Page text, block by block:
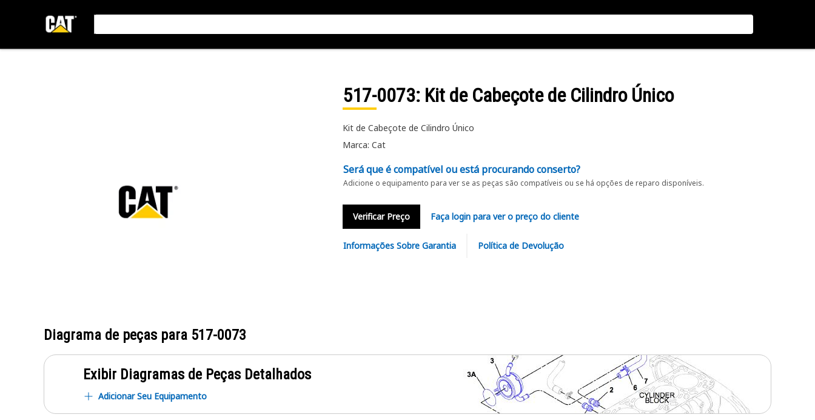
517-0073: Kit de Cabeçote de Cilindro Único
Kit de Cabeçote de Cilindro Único
Marca: Cat
Será que é compatível ou está procurando conserto?
Adicione o equipamento para ver se as peças são compatíveis ou se há opções de reparo disponíveis.
Verificar Preço Faça login para ver o preço do cliente
Informações Sobre Garantia Política de Devolução
Diagrama de peças para 517-0073
Exibir Diagramas de Peças Detalhados
Adicionar Seu Equipamento